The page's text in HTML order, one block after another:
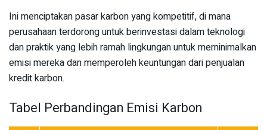
Ini menciptakan pasar karbon yang kompetitif, di mana
perusahaan terdorong untuk berinvestasi dalam teknologi
dan praktik yang lebih ramah lingkungan untuk meminimalkan
emisi mereka dan memperoleh keuntungan dari penjualan
kredit karbon.
Tabel Perbandingan Emisi Karbon